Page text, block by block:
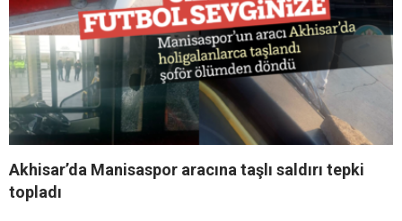
Akhisar’da Manisaspor aracına taşlı saldırı tepki
topladı